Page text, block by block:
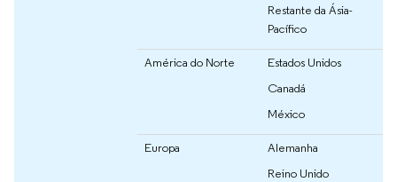
Restante da Ásia-
Pacífico
América do Norte
Estados Unidos
Canadá
México
Europa
Alemanha
Reino Unido